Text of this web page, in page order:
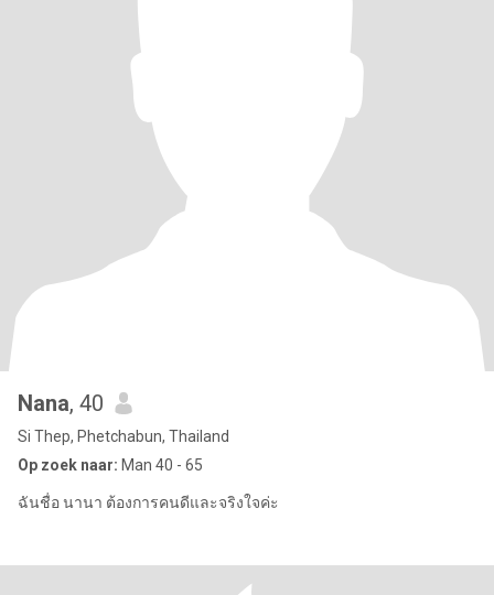
Nana, 40
Si Thep, Phetchabun, Thailand
Op zoek naar: Man 40 - 65
ฉันชื่อ นานา ต้องการคนดีและจริงใจค่ะ